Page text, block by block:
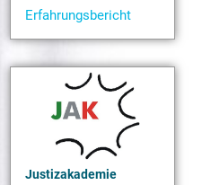
Erfahrungsbericht
Justizakademie